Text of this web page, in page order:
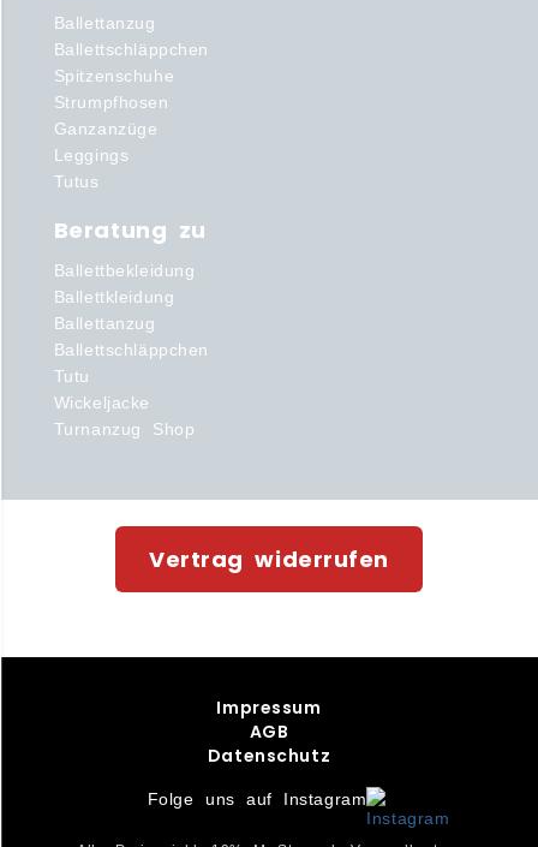
Ballettanzug
Ballettschläppchen
Spitzenschuhe
Strumpfhosen
Ganzanzüge
Leggings
Tutus
Beratung zu
Ballettbekleidung
Ballettkleidung
Ballettanzug
Ballettschläppchen
Tutu
Wickeljacke
Turnanzug Shop
Vertrag widerrufen
Impressum
AGB
Datenschutz
Folge uns auf Instagram